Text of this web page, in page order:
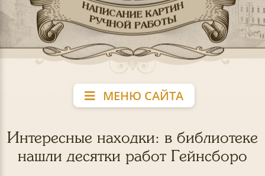
МЕНЮ САЙТА
Интересные находки: в библиотеке
нашли десятки работ Гейнсборо